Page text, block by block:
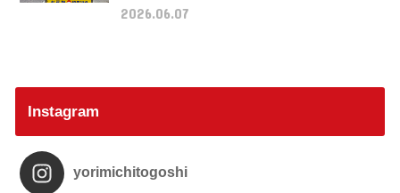
2026.06.07
Instagram
yorimichitogoshi